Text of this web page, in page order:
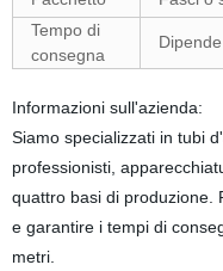
Tempo di
consegna
Informazioni sull'azienda:
Siamo specializzati in tubi
professionisti,
quattro basi di produzione.
e garantire i tempi di
metri.